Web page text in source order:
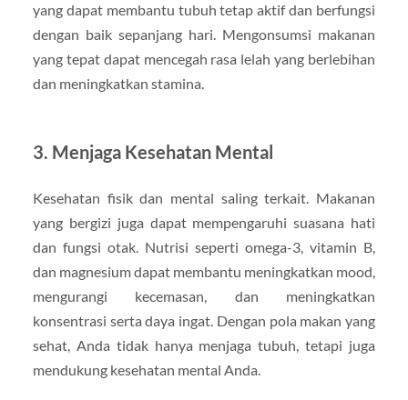
yang dapat membantu tubuh tetap aktif dan berfungsi
dengan baik sepanjang hari. Mengonsumsi makanan
yang tepat dapat mencegah rasa lelah yang berlebihan
dan meningkatkan stamina.
3. Menjaga Kesehatan Mental
Kesehatan fisik dan mental saling terkait. Makanan
yang bergizi juga dapat mempengaruhi suasana hati
dan fungsi otak. Nutrisi seperti omega-3, vitamin B,
dan magnesium dapat membantu meningkatkan mood,
mengurangi kecemasan, dan meningkatkan
konsentrasi serta daya ingat. Dengan pola makan yang
sehat, Anda tidak hanya menjaga tubuh, tetapi juga
mendukung kesehatan mental Anda.